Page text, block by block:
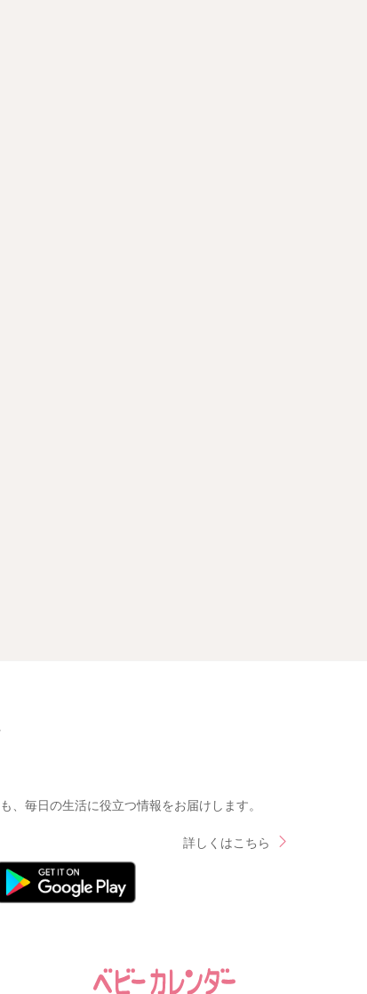
、毎日の生活に役立つ情報をお届けします。
詳しくはこちら